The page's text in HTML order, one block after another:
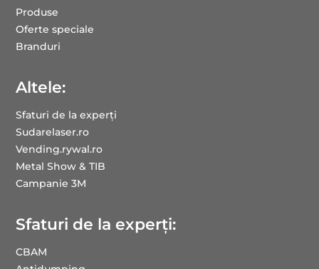
Produse
Oferte speciale
Branduri
Altele:
Sfaturi de la experți
Sudarelaser.ro
Vending.rywal.ro
Metal Show & TIB
Campanie 3M
Sfaturi de la experți:
CBAM